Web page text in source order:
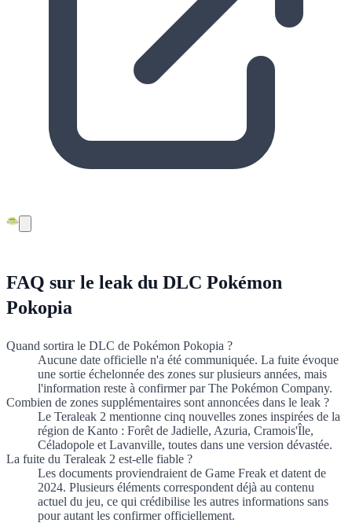
FAQ sur le leak du DLC Pokémon
Pokopia
Quand sortira le DLC de Pokémon Pokopia ?
Aucune date officielle n'a été communiquée. La fuite évoque
une sortie échelonnée des zones sur plusieurs années, mais
l'information reste à confirmer par The Pokémon Company.
Combien de zones supplémentaires sont annoncées dans le leak ?
Le Teraleak 2 mentionne cinq nouvelles zones inspirées de la
région de Kanto : Forêt de Jadielle, Azuria, Cramois'Île,
Céladopole et Lavanville, toutes dans une version dévastée.
La fuite du Teraleak 2 est-elle fiable ?
Les documents proviendraient de Game Freak et datent de
2024. Plusieurs éléments correspondent déjà au contenu
actuel du jeu, ce qui crédibilise les autres informations sans
pour autant les confirmer officiellement.